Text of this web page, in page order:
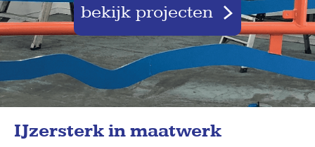
bekijk projecten
IJzersterk in maatwerk